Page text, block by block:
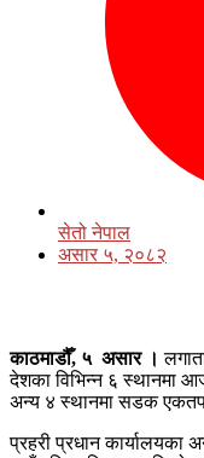
सेतो नेपाल
असार ५, २०८२
काठमाडौँ, ५ असार ।
देशका विभिन्न ६ स्थानमा
अन्य ४ स्थानमा सडक
प्रहरी प्रधान कार्यालयका